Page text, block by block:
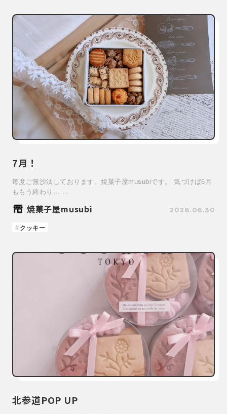
7月！
毎度ご無沙汰しております。焼菓子屋musubiです。 気づけば6月
ももう終わり… …
焼菓子屋musubi 2026.06.30
クッキー
北参道POP UP